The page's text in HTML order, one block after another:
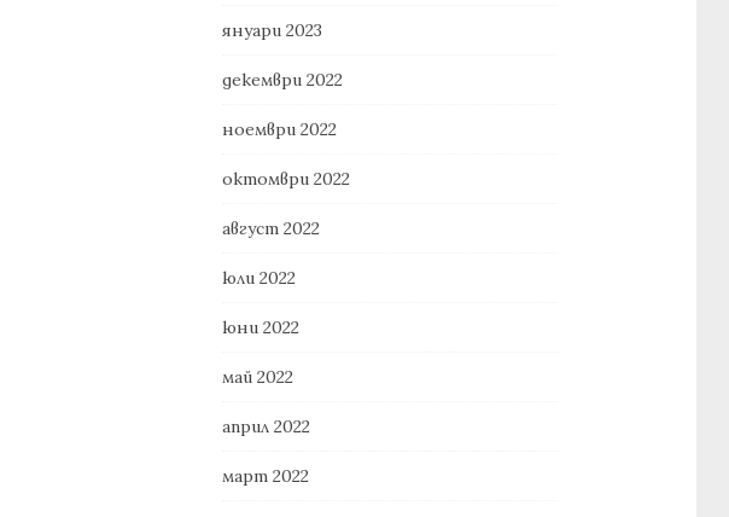
януари 2023
декември 2022
ноември 2022
октомври 2022
август 2022
юли 2022
юни 2022
май 2022
април 2022
март 2022